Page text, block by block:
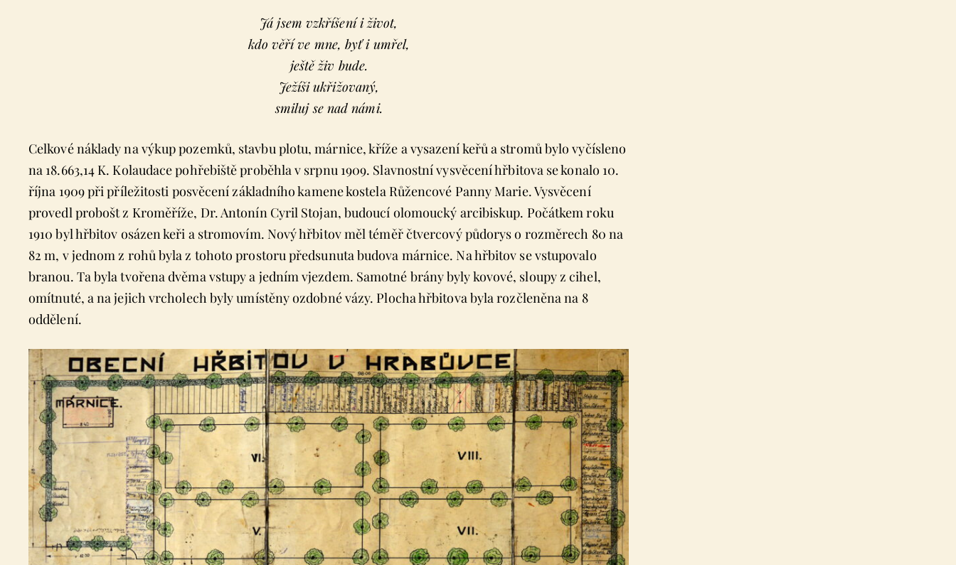
Já jsem vzkříšení i život,
kdo věří ve mne, byť i umřel,
ještě živ bude.
Ježíši ukřižovaný,
smiluj se nad námi.
Celkové náklady na výkup pozemků, stavbu plotu, márnice, kříže a vysazení keřů a stromů bylo vyčísleno
na 18.663,14 K. Kolaudace pohřebiště proběhla v srpnu 1909. Slavnostní vysvěcení hřbitova se konalo 10.
října 1909 při příležitosti posvěcení základního kamene kostela Růžencové Panny Marie. Vysvěcení
provedl probošt z Kroměříže, Dr. Antonín Cyril Stojan, budoucí olomoucký arcibiskup. Počátkem roku
1910 byl hřbitov osázen keři a stromovím. Nový hřbitov měl téměř čtvercový půdorys o rozměrech 80 na
82 m, v jednom z rohů byla z tohoto prostoru předsunuta budova márnice. Na hřbitov se vstupovalo
branou. Ta byla tvořena dvěma vstupy a jedním vjezdem. Samotné brány byly kovové, sloupy z cihel,
omítnuté, a na jejich vrcholech byly umístěny ozdobné vázy. Plocha hřbitova byla rozčleněna na 8
oddělení.